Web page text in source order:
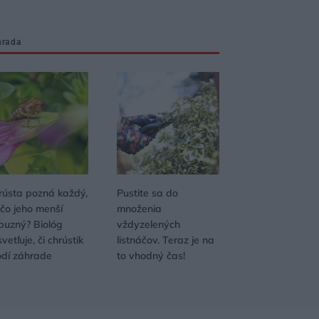
pozná každý,
jeho menší
Biológ
či chrústik
záhrade
Pustite sa do
množenia
vždyzelených
listnáčov. Teraz je na
to vhodný čas!